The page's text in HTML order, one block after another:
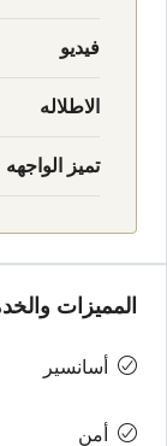
فيديو
الاطلاله
تميز الواجهه
المميزات
أسانسير
أمن